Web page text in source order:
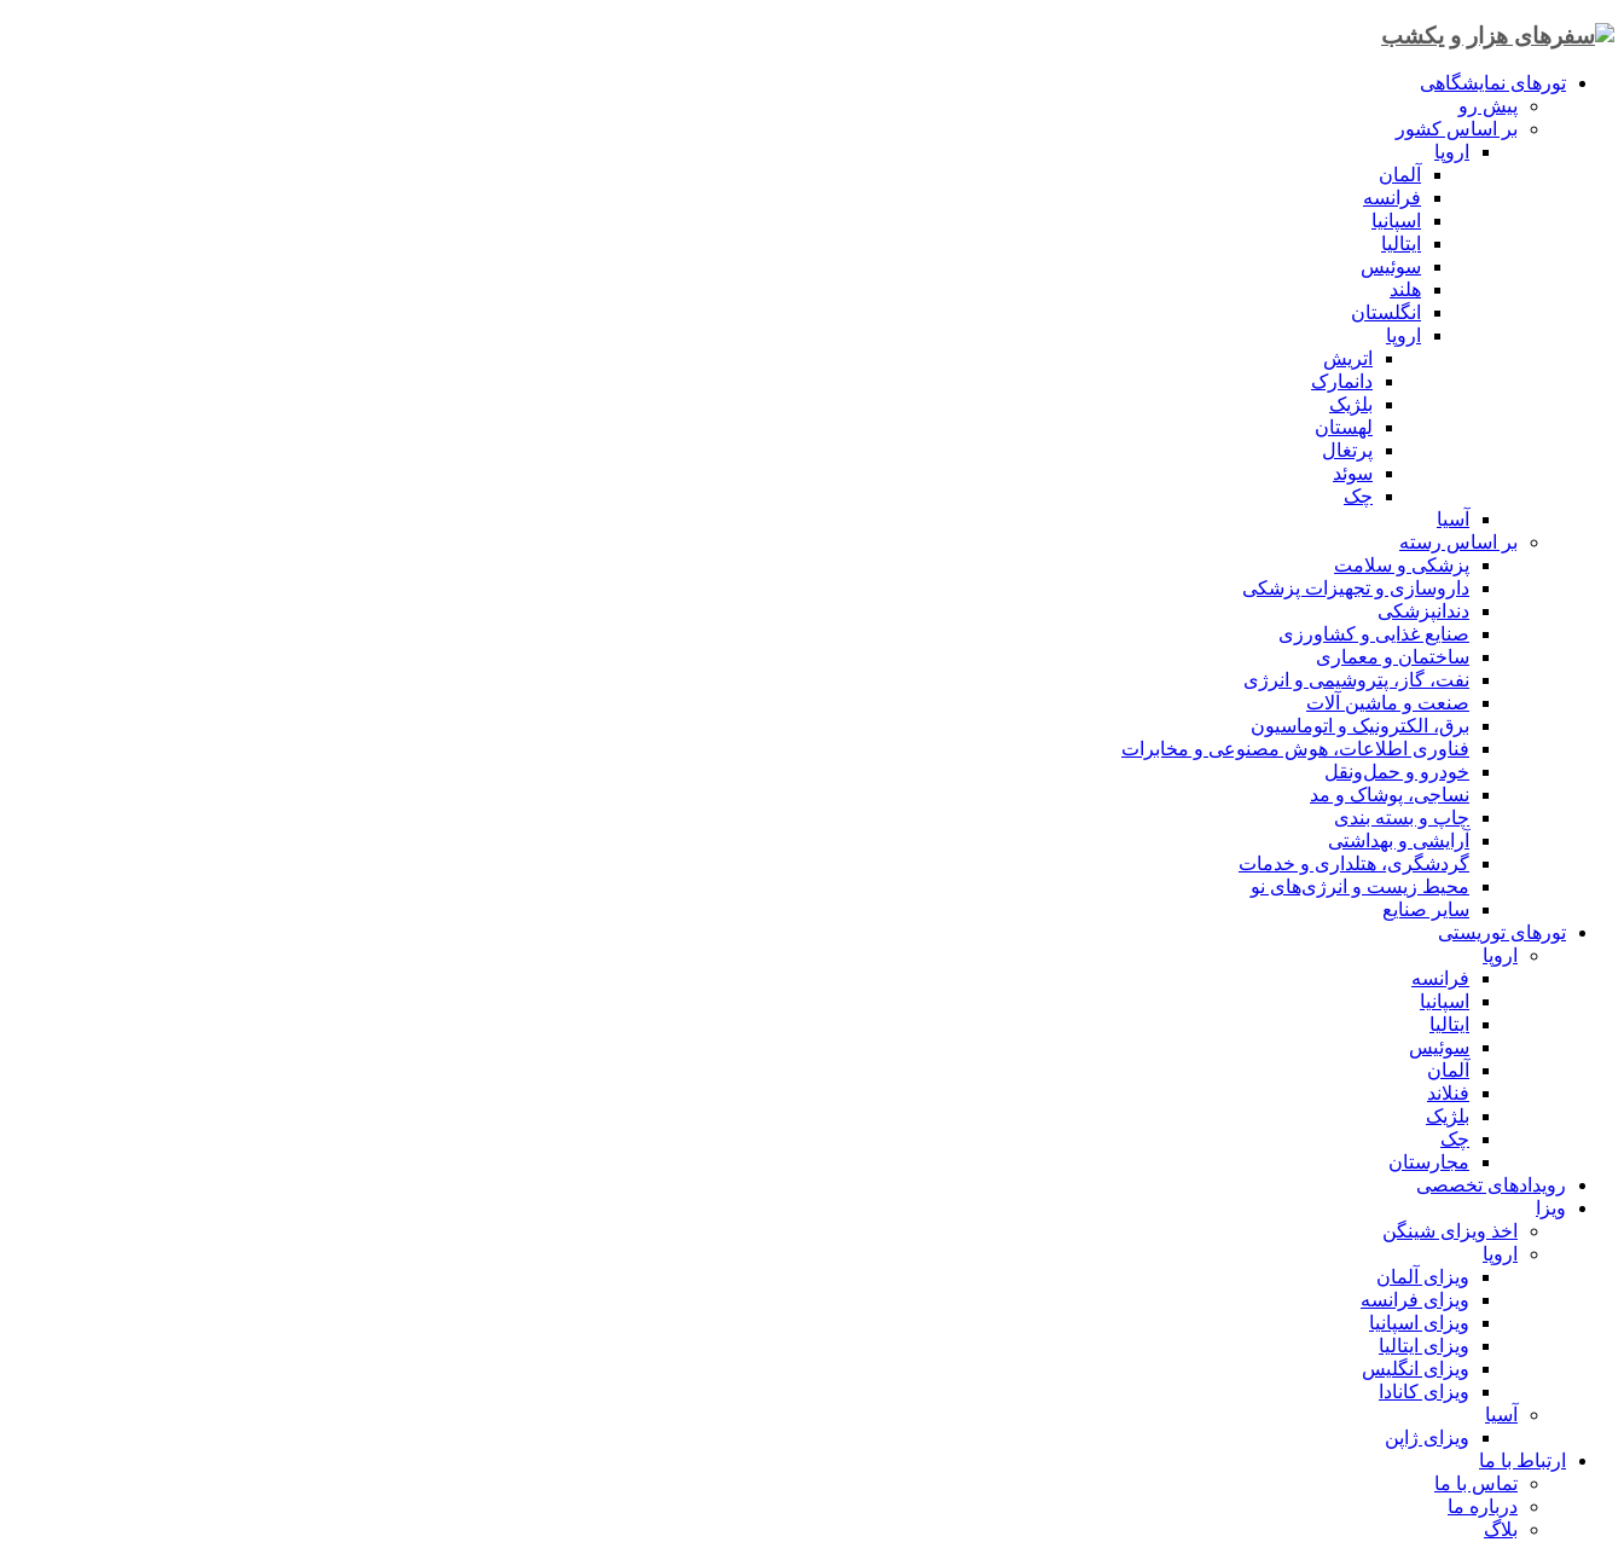
تورهای نمایشگاهی
پیش رو
بر اساس کشور
اروپا
آلمان
فرانسه
اسپانیا
ایتالیا
سوئیس
هلند
انگلستان
اروپا
اتریش
دانمارک
بلژیک
لهستان
پرتغال
سوئد
چک
آسیا
بر اساس رسته
پزشکی و سلامت
داروسازی و تجهیزات پزشکی
دندانپزشکی
صنایع غذایی و کشاورزی
ساختمان و معماری
نفت، گاز، پتروشیمی و انرژی
صنعت و ماشین آلات
برق، الکترونیک و اتوماسیون
فناوری اطلاعات، هوش مصنوعی و مخابرات
خودرو و حمل‌و‌نقل
نساجی، پوشاک و مد
چاپ و بسته بندی
آرایشی و بهداشتی
گردشگری، هتلداری و خدمات
محیط زیست و انرژی‌های نو
سایر صنایع
تورهای توریستی
اروپا
فرانسه
اسپانیا
ایتالیا
سوئیس
آلمان
فنلاند
بلژیک
چک
مجارستان
رویدادهای تخصصی
ویزا
اخذ ویزای شینگن
اروپا
ویزای آلمان
ویزای فرانسه
ویزای اسپانیا
ویزای ایتالیا
ویزای انگلیس
ویزای کانادا
آسیا
ویزای ژاپن
ارتباط با ما
تماس با ما
درباره ما
بلاگ